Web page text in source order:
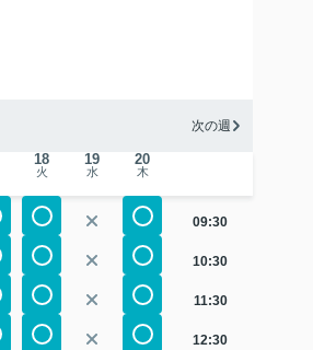
次の週
18
火
19
水
20
木
09:30
10:30
11:30
12:30